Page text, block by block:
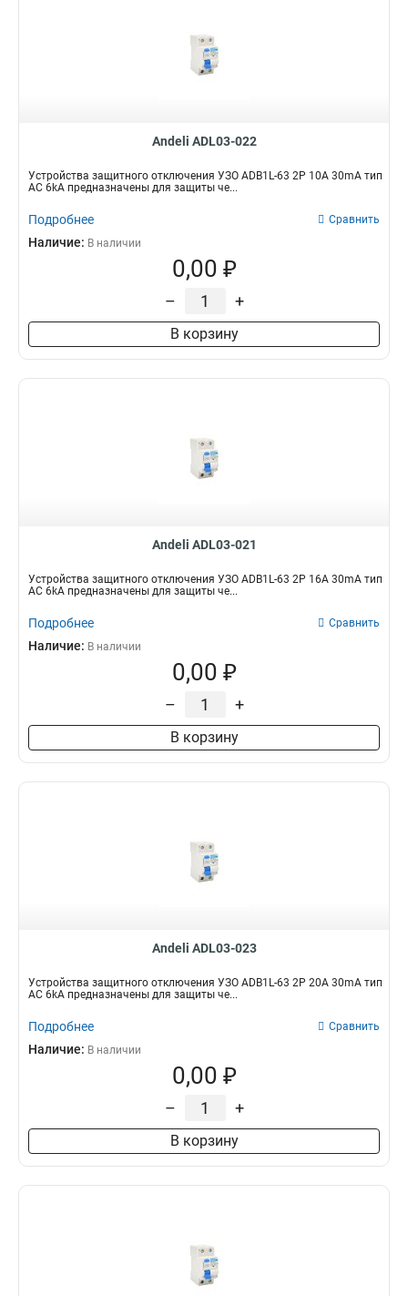
Andeli ADL03-022
Устройства защитного отключения УЗО ADB1L-63 2P 10A 30mA тип
AC 6kA предназначены для защиты че...
Подробнее Сравнить
Наличие: В наличии
0,00 ₽
– +
В корзину
Andeli ADL03-021
Устройства защитного отключения УЗО ADB1L-63 2P 16A 30mA тип
AC 6kA предназначены для защиты че...
Подробнее Сравнить
Наличие: В наличии
0,00 ₽
– +
В корзину
Andeli ADL03-023
Устройства защитного отключения УЗО ADB1L-63 2P 20A 30mA тип
AC 6kA предназначены для защиты че...
Подробнее Сравнить
Наличие: В наличии
0,00 ₽
– +
В корзину